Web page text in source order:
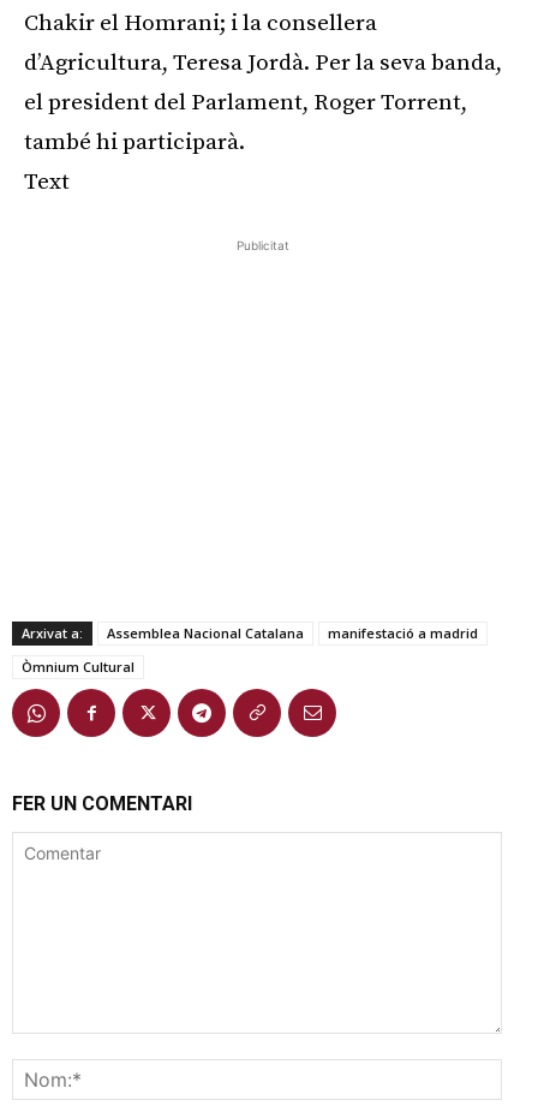
Chakir el Homrani; i la consellera
d’Agricultura, Teresa Jordà. Per la seva banda,
el president del Parlament, Roger Torrent,
també hi participarà.
Text
Publicitat
Arxivat a: Assemblea Nacional Catalana
manifestació a madrid
Òmnium Cultural
FER UN COMENTARI